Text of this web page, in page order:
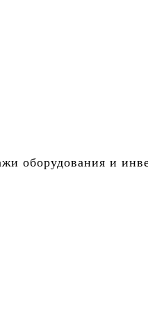
оборудования и